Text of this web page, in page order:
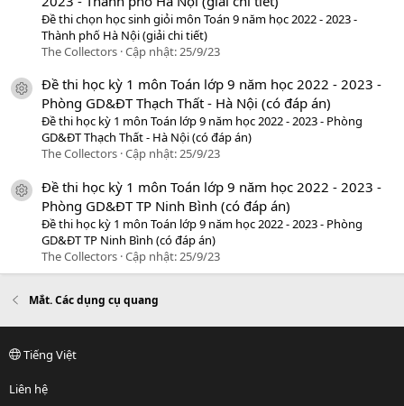
Đề thi chọn học sinh giỏi môn Toán 9 năm học 2022 - 2023 -
Thành phố Hà Nội (giải chi tiết)
The Collectors Cập nhật:25/9/23
icon tài liệu
Đề thi học kỳ 1 môn Toán lớp 9 năm học 2022 - 2023 -
Phòng GD&ĐT Thạch Thất - Hà Nội (có đáp án)
Đề thi học kỳ 1 môn Toán lớp 9 năm học 2022 - 2023 - Phòng
GD&ĐT Thạch Thất - Hà Nội (có đáp án)
The Collectors Cập nhật:25/9/23
icon tài liệu
Đề thi học kỳ 1 môn Toán lớp 9 năm học 2022 - 2023 -
Phòng GD&ĐT TP Ninh Bình (có đáp án)
Đề thi học kỳ 1 môn Toán lớp 9 năm học 2022 - 2023 - Phòng
GD&ĐT TP Ninh Bình (có đáp án)
The Collectors Cập nhật: 25/9/23
Mắt. Các dụng cụ quang
Tiếng Việt
Liên hệ